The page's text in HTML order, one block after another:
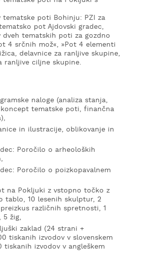
tematske poti Bohinju: PZI za
pot Ajdovski gradec,
dveh tematskih poti za gozdno
4 srčnih mož«, »Pot 4 elementi
delavnice za ranljive skupine,
ranljive ciljne skupine.
naloge (analiza stanja,
koncept tematske poti, finančna
in ilustracije, oblikovanje in
Poročilo o arheoloških
Poročilo o poizkopavalnem
na Pokljuki z vstopno točko z
tablo, 10 lesenih skulptur, 2
različnih spretnosti, 1
žig,
zaklad (24 strani +
tiskanih izvodov v slovenskem
tiskanih izvodov v angleškem